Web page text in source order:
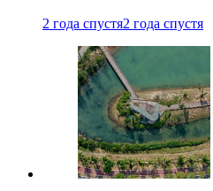
2 года спустя2 года спустя